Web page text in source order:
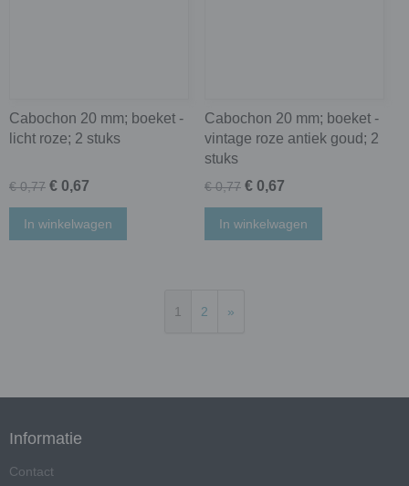
Cabochon 20 mm; boeket -
licht roze; 2 stuks
€ 0,77 € 0,67
In winkelwagen
Cabochon 20 mm; boeket -
vintage roze antiek goud; 2
stuks
€ 0,77 € 0,67
In winkelwagen
1 2 »
Informatie
Contact